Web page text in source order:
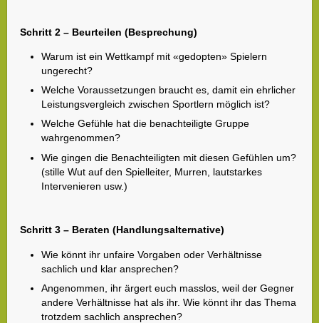
Schritt 2 – Beurteilen (Besprechung)
Warum ist ein Wettkampf mit «gedopten» Spielern
ungerecht?
Welche Voraussetzungen braucht es, damit ein ehrlicher
Leistungsvergleich zwischen Sportlern möglich ist?
Welche Gefühle hat die benachteiligte Gruppe
wahrgenommen?
Wie gingen die Benachteiligten mit diesen Gefühlen um?
(stille Wut auf den Spielleiter, Murren, lautstarkes
Intervenieren usw.)
Schritt 3 – Beraten (Handlungsalternative)
Wie könnt ihr unfaire Vorgaben oder Verhältnisse
sachlich und klar ansprechen?
Angenommen, ihr ärgert euch masslos, weil der Gegner
andere Verhältnisse hat als ihr. Wie könnt ihr das Thema
trotzdem sachlich ansprechen?